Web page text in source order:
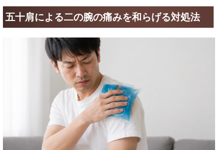
五十肩による二の腕の痛みを和らげる対処法